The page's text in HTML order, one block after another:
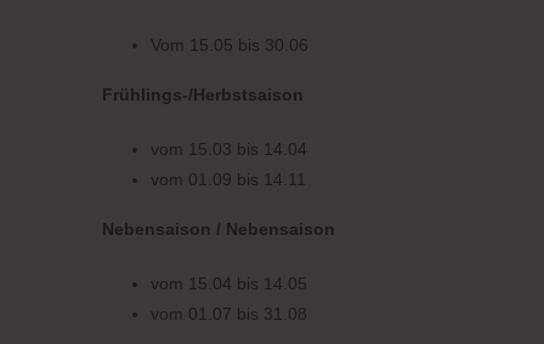
Vom 15.05 bis 30.06
Frühlings-/Herbstsaison
vom 15.03 bis 14.04
vom 01.09 bis 14.11
Nebensaison / Nebensaison
vom 15.04 bis 14.05
vom 01.07 bis 31.08